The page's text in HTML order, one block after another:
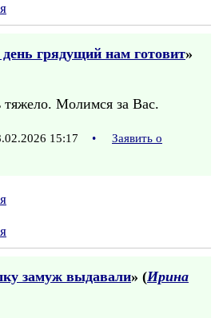
грядущий нам готовит»
Молимся за Вас.
15:17 •
Заявить о
замуж выдавали» (Ирина